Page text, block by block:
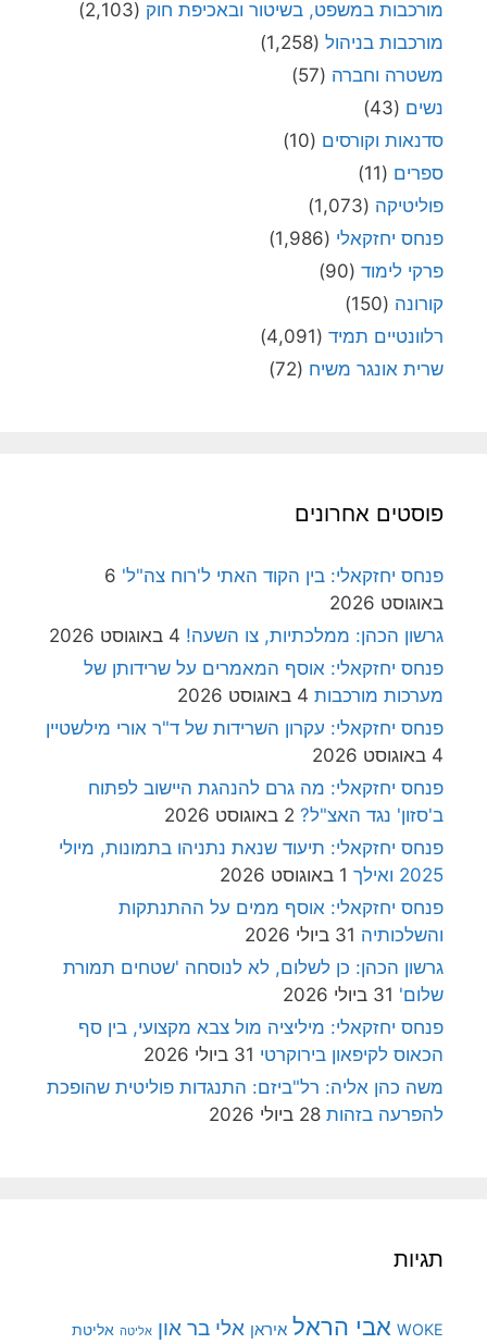
מורכבות במשפט, בשיטור ובאכיפת חוק (2,103)
מורכבות בניהול (1,258)
משטרה וחברה (57)
נשים (43)
סדנאות וקורסים (10)
ספרים (11)
פוליטיקה (1,073)
פנחס יחזקאלי (1,986)
פרקי לימוד (90)
קורונה (150)
רלוונטיים תמיד (4,091)
שרית אונגר משיח (72)
פוסטים אחרונים
פנחס יחזקאלי: בין הקוד האתי ל'רוח צה"ל' 6
באוגוסט 2026
גרשון הכהן: ממלכתיות, צו השעה! 4 באוגוסט 2026
פנחס יחזקאלי: אוסף המאמרים על שרידותן של
מערכות מורכבות 4 באוגוסט 2026
פנחס יחזקאלי: עקרון השרידות של ד"ר אורי מילשטיין
4 באוגוסט 2026
פנחס יחזקאלי: מה גרם להנהגת היישוב לפתוח
ב'סזון' נגד האצ"ל? 2 באוגוסט 2026
פנחס יחזקאלי: תיעוד שנאת נתניהו בתמונות, מיולי
2025 ואילך
1 באוגוסט 2026
פנחס יחזקאלי: אוסף ממים על ההתנתקות
והשלכותיה 31 ביולי 2026
גרשון הכהן: כן לשלום, לא לנוסחה 'שטחים תמורת
שלום' 31 ביולי 2026
פנחס יחזקאלי: מיליציה מול צבא מקצועי, בין סף
הכאוס לקיפאון בירוקרטי 31 ביולי 2026
משה כהן אליה: רל"ביזם: התנגדות פוליטית שהופכת
להפרעה בזהות 28 ביולי 2026
תגיות
WOKE אבי הראל איראן אלי בר און אליטה אליטת